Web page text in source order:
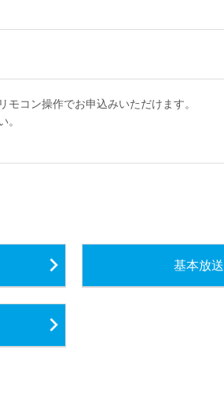
コン操作でお申込みいただけます。
。
基本放送